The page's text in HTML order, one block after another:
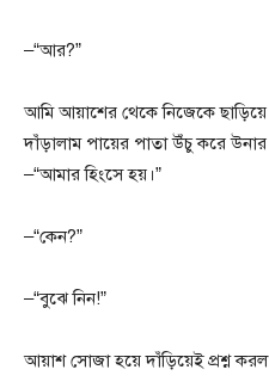
–“আর?”
আমি আয়াশের থেকে নিজেকে
দাঁড়ালাম পায়ের পাতা উঁচু করে
–“আমার হিংসে হয়।”
–“কেন?”
–“বুঝে নিন!”
আয়াশ সোজা হয়ে দাঁড়িয়েই প্রশ্ন